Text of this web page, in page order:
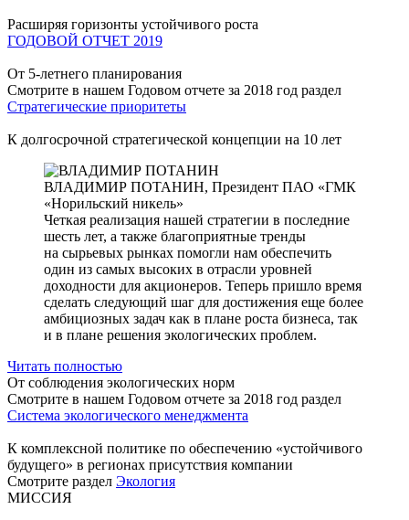
Расширяя горизонты устойчивого роста
ГОДОВОЙ ОТЧЕТ 2019
От 5-летнего планирования
Смотрите в нашем Годовом отчете за 2018 год раздел
Стратегические приоритеты
К долгосрочной стратегической концепции на 10 лет
ВЛАДИМИР ПОТАНИН, Президент ПАО «ГМК
«Норильский никель»
Четкая реализация нашей стратегии в последние
шесть лет, а также благоприятные тренды
на сырьевых рынках помогли нам обеспечить
один из самых высоких в отрасли уровней
доходности для акционеров. Теперь пришло время
сделать следующий шаг для достижения еще более
амбициозных задач как в плане роста бизнеса, так
и в плане решения экологических проблем.
Читать полностью
От соблюдения экологических норм
Смотрите в нашем Годовом отчете за 2018 год раздел
Система экологического менеджмента
К комплексной политике по обеспечению «устойчивого
будущего» в регионах присутствия компании
Смотрите раздел Экология
МИССИЯ